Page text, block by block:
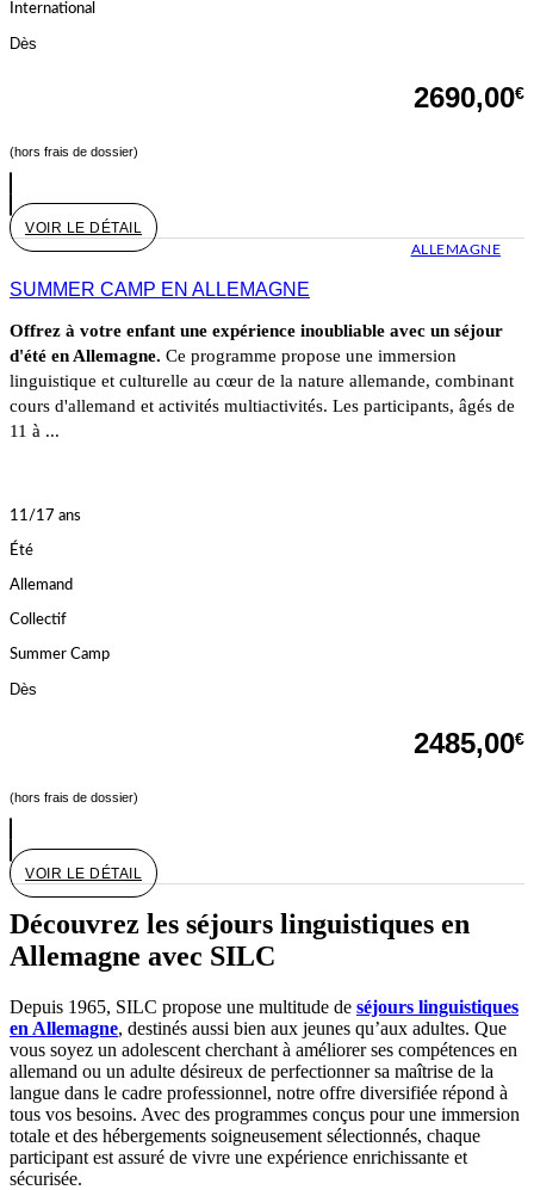
International
Dès
2690,00€
(hors frais de dossier)
VOIR LE DÉTAIL
ALLEMAGNE
SUMMER CAMP EN ALLEMAGNE
Offrez à votre enfant une expérience inoubliable avec un séjour
d'été en Allemagne. Ce programme propose une immersion
linguistique et culturelle au cœur de la nature allemande, combinant
cours d'allemand et activités multiactivités. Les participants, âgés de
11 à ...
11/17 ans
Été
Allemand
Collectif
Summer Camp
Dès
2485,00€
(hors frais de dossier)
VOIR LE DÉTAIL
Découvrez les séjours linguistiques en
Allemagne avec SILC
Depuis 1965, SILC propose une multitude de séjours linguistiques
en Allemagne, destinés aussi bien aux jeunes qu’aux adultes. Que
vous soyez un adolescent cherchant à améliorer ses compétences en
allemand ou un adulte désireux de perfectionner sa maîtrise de la
langue dans le cadre professionnel, notre offre diversifiée répond à
tous vos besoins. Avec des programmes conçus pour une immersion
totale et des hébergements soigneusement sélectionnés, chaque
participant est assuré de vivre une expérience enrichissante et
sécurisée.